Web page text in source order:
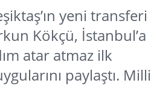
yeni transferi
Kökçü, İstanbul’a
atar atmaz ilk
paylaştı. Milli